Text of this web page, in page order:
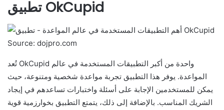
تطبيق OkCupid
Source: dojpro.com
تُعد OkCupid واحدة من أكبر التطبيقات المستخدمة في عالم
المواعدة. يوفر هذا التطبيق تجربة مواعدة شخصية ومتنوعة، حيث
يمكن للمستخدمين الإجابة على أسئلة واختبارات تساعدهم في إيجاد
الشريك المناسب. بالإضافة إلى ذلك، يتمتع التطبيق بخوارزمية قوية